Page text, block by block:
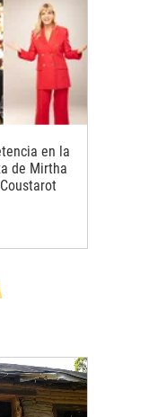
en la
de Mirtha